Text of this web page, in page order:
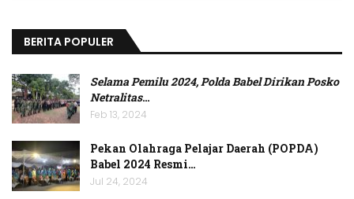
BERITA POPULER
Selama Pemilu 2024, Polda Babel Dirikan Posko
Netralitas…
Feb 13, 2024
Pekan Olahraga Pelajar Daerah (POPDA)
Babel 2024 Resmi…
Jul 24, 2024